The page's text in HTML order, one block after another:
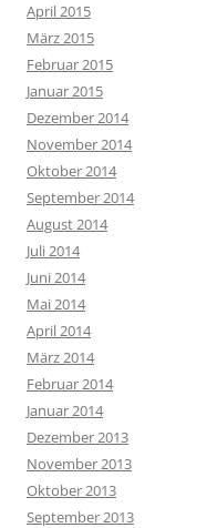
April 2015
März 2015
Februar 2015
Januar 2015
Dezember 2014
November 2014
Oktober 2014
September 2014
August 2014
Juli 2014
Juni 2014
Mai 2014
April 2014
März 2014
Februar 2014
Januar 2014
Dezember 2013
November 2013
Oktober 2013
September 2013